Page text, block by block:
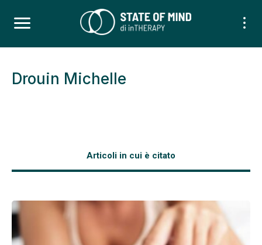
Drouin Michelle
Articoli in cui è citato